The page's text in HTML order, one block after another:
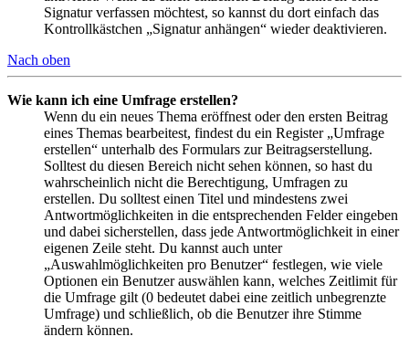
Signatur verfassen möchtest, so kannst du dort einfach das
Kontrollkästchen „Signatur anhängen“ wieder deaktivieren.
Nach oben
Wie kann ich eine Umfrage erstellen?
Wenn du ein neues Thema eröffnest oder den ersten Beitrag
eines Themas bearbeitest, findest du ein Register „Umfrage
erstellen“ unterhalb des Formulars zur Beitragserstellung.
Solltest du diesen Bereich nicht sehen können, so hast du
wahrscheinlich nicht die Berechtigung, Umfragen zu
erstellen. Du solltest einen Titel und mindestens zwei
Antwortmöglichkeiten in die entsprechenden Felder eingeben
und dabei sicherstellen, dass jede Antwortmöglichkeit in einer
eigenen Zeile steht. Du kannst auch unter
„Auswahlmöglichkeiten pro Benutzer“ festlegen, wie viele
Optionen ein Benutzer auswählen kann, welches Zeitlimit für
die Umfrage gilt (0 bedeutet dabei eine zeitlich unbegrenzte
Umfrage) und schließlich, ob die Benutzer ihre Stimme
ändern können.